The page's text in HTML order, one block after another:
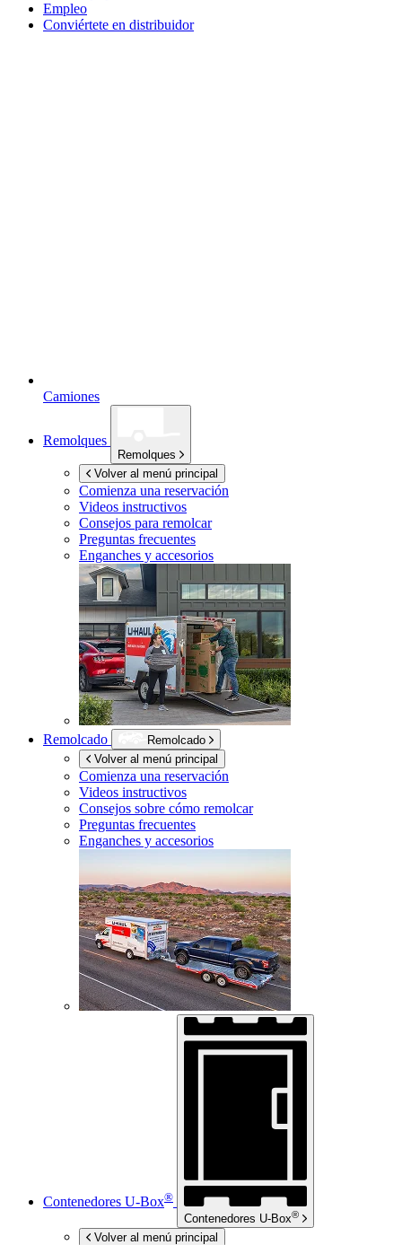
Empleo
Conviértete en distribuidor
Camiones
Remolques
Remolques
Volver al menú principal
Comienza una reservación
Videos instructivos
Consejos para remolcar
Preguntas frecuentes
Enganches y accesorios
Remolcado
Remolcado
Volver al menú principal
Comienza una reservación
Videos instructivos
Consejos sobre cómo remolcar
Preguntas frecuentes
Enganches y accesorios
Contenedores U-Box®
Contenedores U-Box®
Volver al menú principal